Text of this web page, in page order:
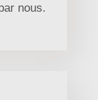
nous.